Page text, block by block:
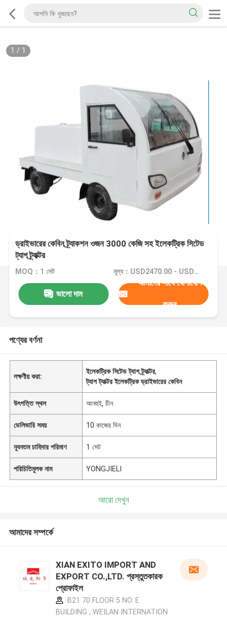
1 / 1
ড্রাইভারের কেবিন ট্র্যাকশন ওজন 3000 কেজি সহ ইলেকট্রিক সিটেড
ট্যাগ ট্র্যাক্টর
MOQ：1 সেট মূল্য：USD2470.00 - USD4700.00
ভালো দাম
আমাদের সাথে যোগাযোগ
করুন
পণ্যের বর্ণনা
লক্ষণীয় করা:
ইলেকট্রিক সিটেড ট্যাগ ট্র্যাক্টর,
ট্যাগ ট্যাক্টর ইলেকট্রিক ড্রাইভারের কেবিন
উৎপত্তি স্থল আনহুই, চীন
ডেলিভারি সময় 10 কাজের দিন
ন্যূনতম চাহিদার পরিমাণ 1 সেট
পরিচিতিমুলক নাম YONGJIELI
আরো দেখুন
আমাদের সম্পর্কে
XIAN EXITO IMPORT AND
EXPORT CO.,LTD. প্রস্তুতকারক
প্রোফাইল
B21 70 FLOOR 5 NO. E
BUILDING , WEILAN INTERNATION